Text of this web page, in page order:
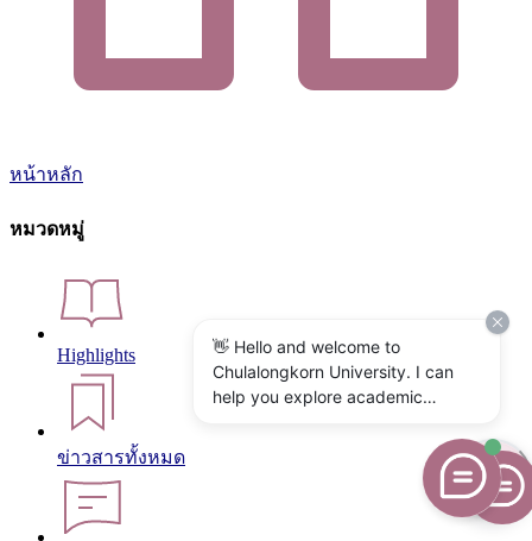
หน้าหลัก
หมวดหมู่
Highlights
ข่าวสารทั้งหมด
👋 Hello and welcome to
Chulalongkorn University. I can
help you explore academic